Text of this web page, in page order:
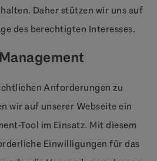
Daher stützen wir uns auf
des berechtigten Interesses.
Anforderungen zu
wir auf unserer Webseite ein
Tool im Einsatz. Mit diesem
Einwilligungen für das